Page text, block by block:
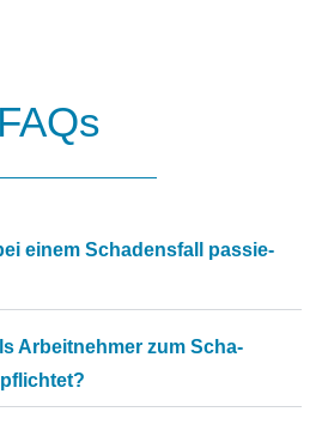
ei­nem Scha­dens­fall pas­sie­
Ar­beit­neh­mer zum Scha­